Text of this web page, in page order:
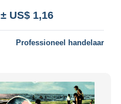
± US$ 1,16
Professioneel handelaar